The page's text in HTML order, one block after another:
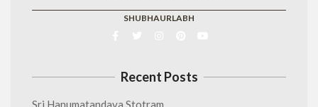
SHUBHAURLABH
Recent Posts
Sri Hanumatandava Stotram